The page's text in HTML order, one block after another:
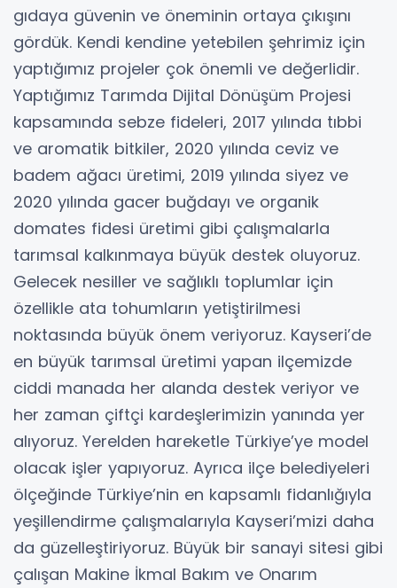
gıdaya güvenin ve öneminin ortaya çıkışını
gördük. Kendi kendine yetebilen şehrimiz için
yaptığımız projeler çok önemli ve değerlidir.
Yaptığımız Tarımda Dijital Dönüşüm Projesi
kapsamında sebze fideleri, 2017 yılında tıbbi
ve aromatik bitkiler, 2020 yılında ceviz ve
badem ağacı üretimi, 2019 yılında siyez ve
2020 yılında gacer buğdayı ve organik
domates fidesi üretimi gibi çalışmalarla
tarımsal kalkınmaya büyük destek oluyoruz.
Gelecek nesiller ve sağlıklı toplumlar için
özellikle ata tohumların yetiştirilmesi
noktasında büyük önem veriyoruz. Kayseri’de
en büyük tarımsal üretimi yapan ilçemizde
ciddi manada her alanda destek veriyor ve
her zaman çiftçi kardeşlerimizin yanında yer
alıyoruz. Yerelden hareketle Türkiye’ye model
olacak işler yapıyoruz. Ayrıca ilçe belediyeleri
ölçeğinde Türkiye’nin en kapsamlı fidanlığıyla
yeşillendirme çalışmalarıyla Kayseri’mizi daha
da güzelleştiriyoruz. Büyük bir sanayi sitesi gibi
çalışan Makine İkmal Bakım ve Onarım